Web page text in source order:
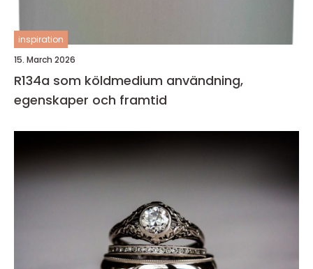
inspiration
15. March 2026
R134a som köldmedium användning,
egenskaper och framtid